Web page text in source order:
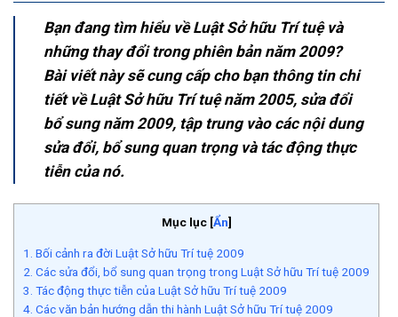
Bạn đang tìm hiểu về Luật Sở hữu Trí tuệ và
những thay đổi trong phiên bản năm 2009?
Bài viết này sẽ cung cấp cho bạn thông tin chi
tiết về Luật Sở hữu Trí tuệ năm 2005, sửa đổi
bổ sung năm 2009, tập trung vào các nội dung
sửa đổi, bổ sung quan trọng và tác động thực
tiễn của nó.
Mục lục [Ẩn]
1. Bối cảnh ra đời Luật Sở hữu Trí tuệ 2009
2. Các sửa đổi, bổ sung quan trọng trong Luật Sở hữu Trí tuệ 2009
3. Tác động thực tiễn của Luật Sở hữu Trí tuệ 2009
4. Các văn bản hướng dẫn thi hành Luật Sở hữu Trí tuệ 2009